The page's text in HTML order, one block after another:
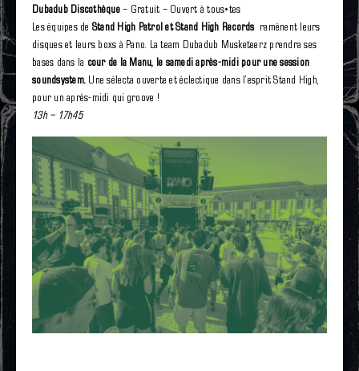
Dubadub Discothèque– Gratuit – Ouvert à tous•tes
Les équipes de Stand High Patrol et Stand High Records ramènent leurs
disques et leurs boxs à Pano. La team Dubadub Musketeerz prendra ses
bases dans la cour de la Manu, le samedi après-midi pour une session
soundsystem. Une sélecta ouverte et éclectique dans l’esprit Stand High,
pour un après-midi qui groove !
13h – 17h45